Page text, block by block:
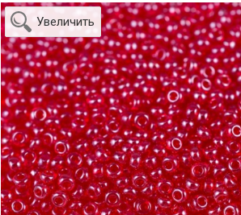
Увеличить